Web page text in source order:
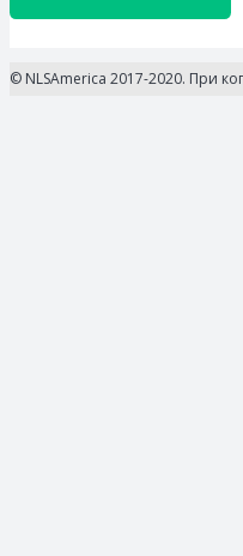
© NLSAmerica 2017-2020. При